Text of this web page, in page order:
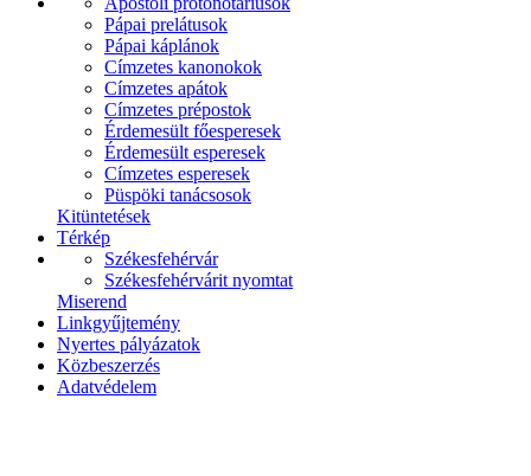
Pápai prelátusok
Pápai káplánok
Címzetes kanonokok
Címzetes apátok
Címzetes prépostok
Érdemesült főesperesek
Érdemesült esperesek
Címzetes esperesek
Püspöki tanácsosok
Kitüntetések
Térkép
Székesfehérvár
Székesfehérvárit nyomtat
Miserend
Linkgyűjtemény
Nyertes pályázatok
Közbeszerzés
Adatvédelem